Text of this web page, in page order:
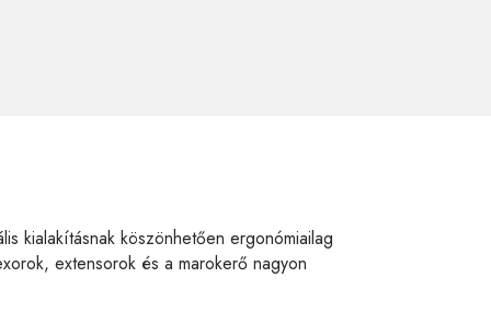
kialakításnak köszönhetően ergonómiailag
extensorok és a marokerő nagyon